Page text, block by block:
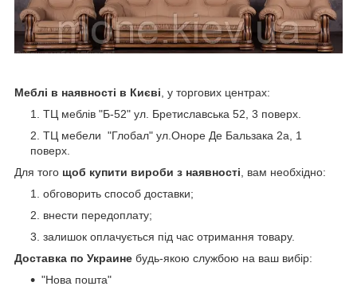
Меблі в наявності в Києві , у торгових центрах:
ТЦ меблів "Б-52" ул. Бретиславська 52, 3 поверх.
ТЦ мебели "Глобал" ул.Оноре Де Бальзака 2а, 1
поверх.
Для того щоб купити вироби з наявності , вам необхідно:
обговорить способ доставки;
внести передоплату;
залишок оплачується під час отримання товару.
Доставка по Украине будь-якою службою на ваш вибір:
"Нова пошта"